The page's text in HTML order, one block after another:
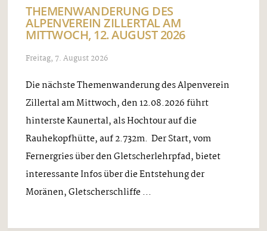
THEMENWANDERUNG DES
ALPENVEREIN ZILLERTAL AM
MITTWOCH, 12. AUGUST 2026
Freitag, 7. August 2026
Die nächste Themenwanderung des Alpenverein
Zillertal am Mittwoch, den 12.08.2026 führt
hinterste Kaunertal, als Hochtour auf die
Rauhekopfhütte, auf 2.732m. Der Start, vom
Fernergries über den Gletscherlehrpfad, bietet
interessante Infos über die Entstehung der
Moränen, Gletscherschliffe ...